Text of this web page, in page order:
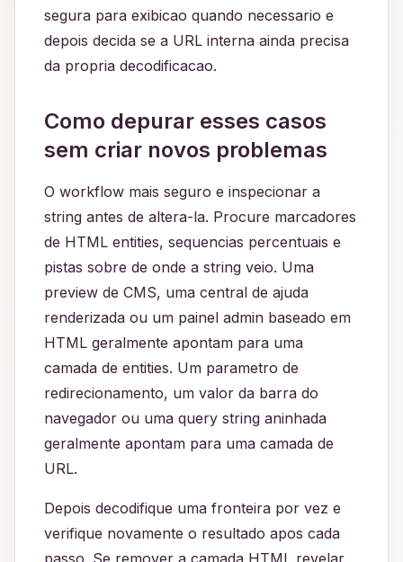
segura para exibicao quando necessario e
depois decida se a URL interna ainda precisa
da propria decodificacao.
Como depurar esses casos
sem criar novos problemas
O workflow mais seguro e inspecionar a
string antes de altera-la. Procure marcadores
de HTML entities, sequencias percentuais e
pistas sobre de onde a string veio. Uma
preview de CMS, uma central de ajuda
renderizada ou um painel admin baseado em
HTML geralmente apontam para uma
camada de entities. Um parametro de
redirecionamento, um valor da barra do
navegador ou uma query string aninhada
geralmente apontam para uma camada de
URL.
Depois decodifique uma fronteira por vez e
verifique novamente o resultado apos cada
passo. Se remover a camada HTML revelar